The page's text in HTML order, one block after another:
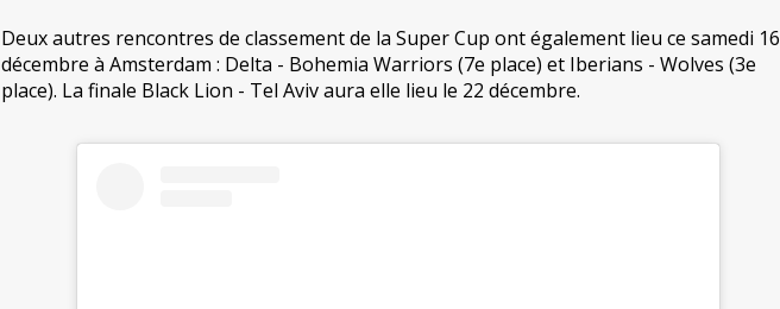
Deux autres rencontres de classement de la Super Cup ont également lieu ce samedi 16
décembre à Amsterdam : Delta - Bohemia Warriors (7e place) et Iberians - Wolves (3e
place). La finale Black Lion - Tel Aviv aura elle lieu le 22 décembre.